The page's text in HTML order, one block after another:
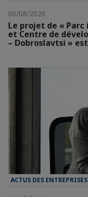
06/08/2026
Le projet de «
et Centre de
– Dobroslavtsi »
ACTUS DES ENTREPRISES